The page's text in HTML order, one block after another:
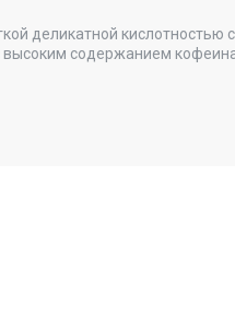
деликатной кислотностью
содержанием